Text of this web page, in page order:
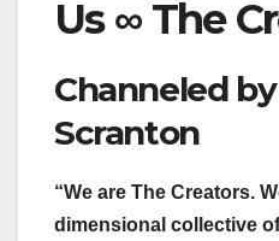
Us ∞ The
Channeled
Scranton
“We are The Creators.
dimensional collective